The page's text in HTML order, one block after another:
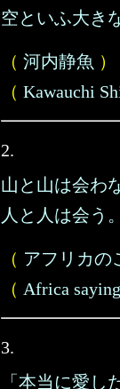
空といふ大き
（ 河内静魚 ）
（ Kawauchi
2.
山と山は会わ
人と人は会う。
（ アフリカの
（ Africa saying
3.
「本当に愛し